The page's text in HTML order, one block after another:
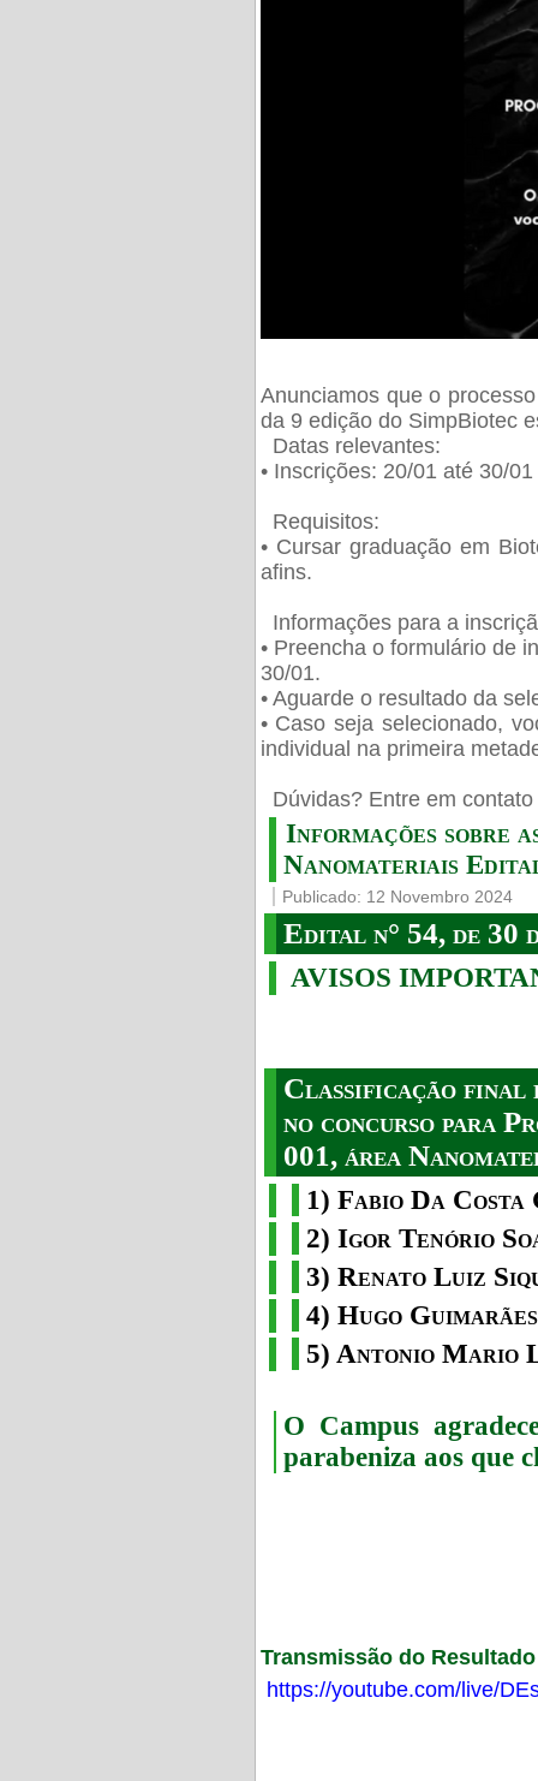
Anunciamos que o
da 9 edição do SimpBiotec
Datas relevantes:
• Inscrições: 20/01 até 30/01
Requisitos:
• Cursar graduação em
afins.
Informações para a
• Preencha o formulário de
30/01.
• Aguarde o resultado da
• Caso seja selecionado,
individual na primeira
Dúvidas? Entre em
Informações sobre
Nanomateriais
Publicado: 12 Novembro 2024
Edital n° 54, de 30
AVISOS
Classificação final
no concurso para
001, área
1) Fabio Da
2) Igor Tenório
3) Renato Luiz
4) Hugo
5) Antonio Mario
O Campus
parabeniza aos que
Transmissão do
https://youtube.com/live/